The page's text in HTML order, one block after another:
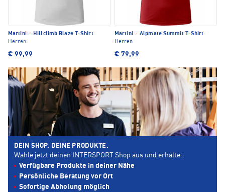
Martini ·
Hillclimb Blaze T-Shirt
Herren
€ 99,99
Martini · Alpmate Summit T-Shirt
Herren
€ 79,99
DEIN SHOP. DEINE PRODUKTE.
Wähle jetzt deinen INTERSPORT Shop aus und erhalte:
Verfügbare Produkte in deiner Nähe
Persönliche Beratung vor Ort
Sofortige Abholung möglich